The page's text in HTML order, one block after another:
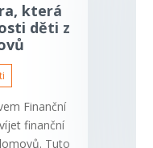
která
děti z
Finanční
finanční
Tuto